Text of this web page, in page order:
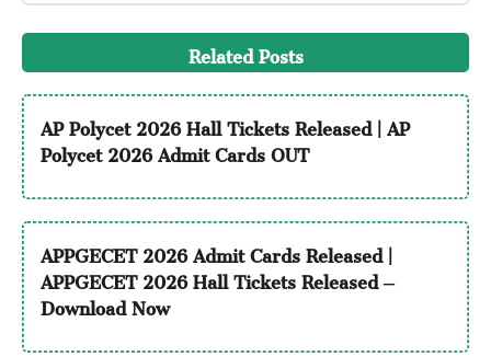
Related Posts
AP Polycet 2026 Hall Tickets Released | AP
Polycet 2026 Admit Cards OUT
APPGECET 2026 Admit Cards Released |
APPGECET 2026 Hall Tickets Released –
Download Now